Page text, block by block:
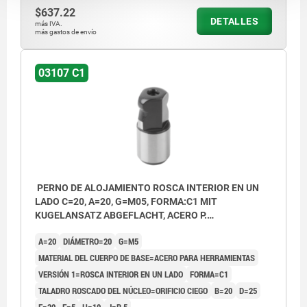
$637.22
más IVA.
más gastos de envío
DETALLES
03107 C1
PERNO DE ALOJAMIENTO ROSCA INTERIOR EN UN
LADO C=20, A=20, G=M05, FORMA:C1 MIT
KUGELANSATZ ABGEFLACHT, ACERO P.
A=20 DIÁMETRO=20 G=M5
MATERIAL DEL CUERPO DE BASE=ACERO PARA HERRAMIENTAS
VERSIÓN 1=ROSCA INTERIOR EN UN LADO FORMA=C1
TALADRO ROSCADO DEL NÚCLEO=ORIFICIO CIEGO B=20 D=25